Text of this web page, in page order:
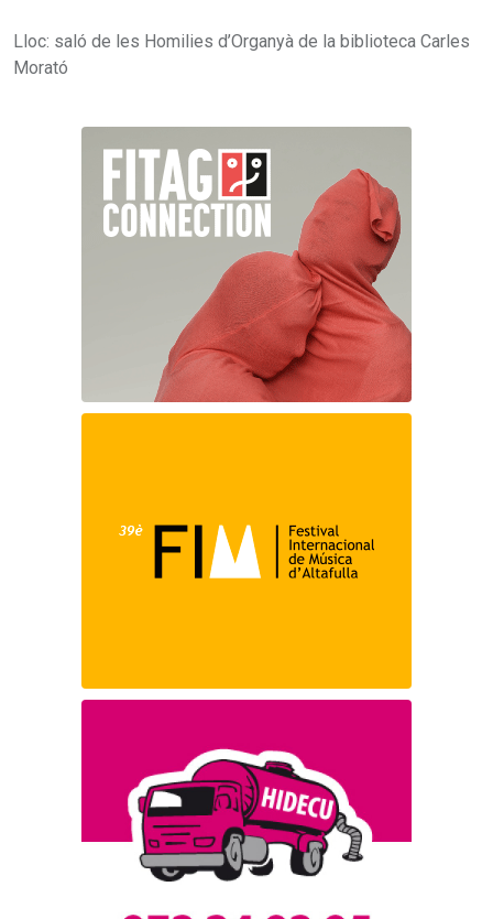
Lloc: saló de les Homilies d’Organyà de la biblioteca Carles
Morató